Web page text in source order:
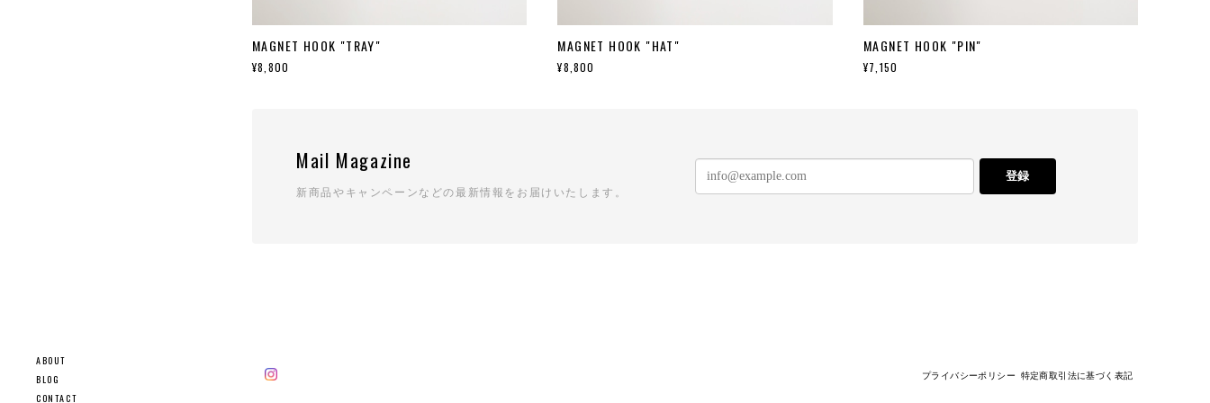
ABOUT
BLOG
CONTACT
MAGNET HOOK "TRAY"
¥8,800
MAGNET HOOK "HAT"
¥8,800
MAGNET HOOK "PIN"
¥7,150
Mail Magazine
新商品やキャンペーンなどの最新情報をお届けいたします。
登録
プライバシーポリシー 特定商取引法に基づく表記